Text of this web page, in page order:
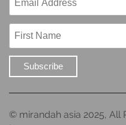
© mirandah asia 2025, All